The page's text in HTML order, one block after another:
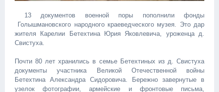
13 документов военной поры пополнили фонды
Голышмановского народного краеведческого музея. Это дар
жителя Карелии Бетехтина Юрия Яковлевича, уроженца д.
Свистуха.
Почти 80 лет хранились в семье Бетехтиных из д. Свистуха
документы участника Великой Отечественной войны
Бетехтина Александра Сидоровича. Бережно завернутые в
узелок фотографии, армейские и фронтовые письма,